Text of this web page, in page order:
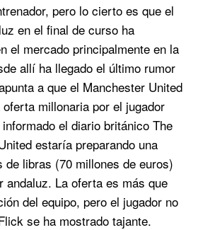
pero lo cierto es que el
en el final de curso ha
el mercado principalmente en la
allí ha llegado el último rumor
a que el Manchester United
millonaria por el jugador
el diario británico The
estaría preparando una
de libras (70 millones de euros)
andaluz. La oferta es más que
del equipo, pero el jugador no
se ha mostrado tajante.